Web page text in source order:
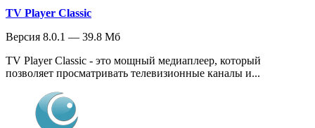
TV Player Classic
Версия 8.0.1 — 39.8 Мб
TV Player Classic - это мощный медиаплеер, который
позволяет просматривать телевизионные каналы и...